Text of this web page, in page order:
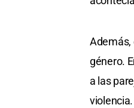
Además,
género.
a las